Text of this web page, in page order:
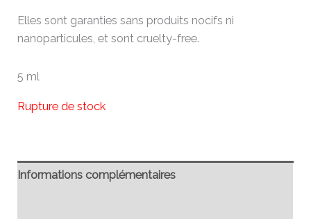
Elles sont garanties sans produits nocifs ni
nanoparticules, et sont cruelty-free.
5 ml
Rupture de stock
Informations complémentaires